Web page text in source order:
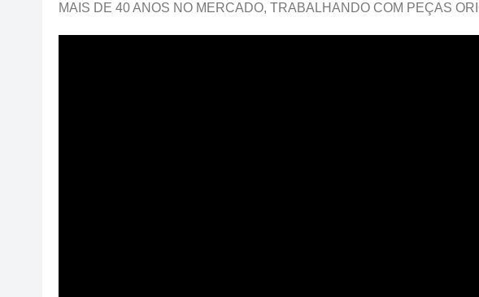
MAIS DE 40 ANOS NO MERCADO, TRABALHANDO COM PEÇAS